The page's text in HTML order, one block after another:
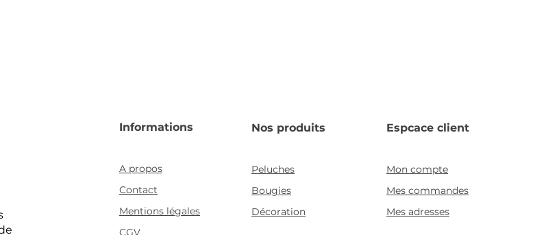
Informations
A propos
Contact
Mentions légales
CGV
Nos produits
Peluches
Bougies
Décoration
Espcace client
Mon compte
Mes commandes
Mes adresses